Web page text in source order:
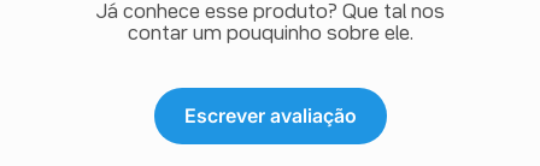
Já conhece esse produto? Que tal nos
contar um pouquinho sobre ele.
Escrever avaliação